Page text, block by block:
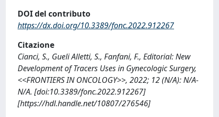
DOI del contributo
https://dx.doi.org/10.3389/fonc.2022.912267
Citazione
Cianci, S., Gueli Alletti, S., Fanfani, F., Editorial: New
Development of Tracers Uses in Gynecologic Surgery,
<<FRONTIERS IN ONCOLOGY>>, 2022; 12 (N/A): N/A-
N/A. [doi:10.3389/fonc.2022.912267]
[https://hdl.handle.net/10807/276546]